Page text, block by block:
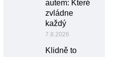
autem: Které
zvládne
každý
7.8.2026
Klidně to